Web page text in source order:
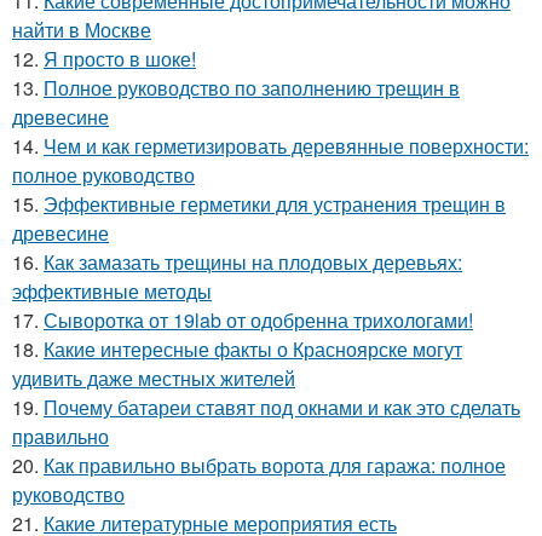
найти в Москве
12. Я просто в шоке!
13. Полное руководство по заполнению трещин в
древесине
14. Чем и как герметизировать деревянные поверхности:
полное руководство
15. Эффективные герметики для устранения трещин в
древесине
16. Как замазать трещины на плодовых деревьях:
эффективные методы
17. Сыворотка от 19lab от одобренна трихологами!
18. Какие интересные факты о Красноярске могут
удивить даже местных жителей
19. Почему батареи ставят под окнами и как это сделать
правильно
20. Как правильно выбрать ворота для гаража: полное
руководство
21. Какие литературные мероприятия есть